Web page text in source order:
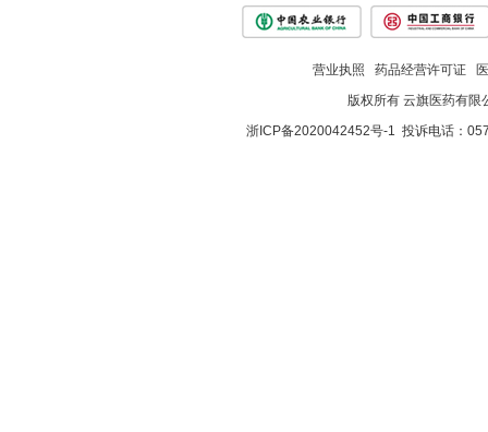
营业执照 药品经营许可证
版权所有 云旗医药有限
浙ICP备2020042452号-1 投诉电话：